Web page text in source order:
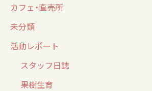
カフェ・直売所
未分類
活動レポート
スタッフ日誌
果樹生育